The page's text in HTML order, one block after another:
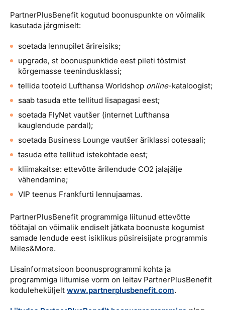
PartnerPlusBenefit kogutud boonuspunkte on võimalik
kasutada järgmiselt:
soetada lennupilet ärireisiks;
upgrade, st boonuspunktide eest pileti tõstmist
kõrgemasse teenindusklassi;
tellida tooteid Lufthansa Worldshop online-kataloogist;
saab tasuda ette tellitud lisapagasi eest;
soetada FlyNet vautšer (internet Lufthansa
kauglendude pardal);
soetada Business Lounge vautšer äriklassi ootesaali;
tasuda ette tellitud istekohtade eest;
kliimakaitse: ettevõtte ärilendude CO2 jalajälje
vähendamine;
VIP teenus Frankfurti lennujaamas.
PartnerPlusBenefit programmiga liitunud ettevõtte
töötajal on võimalik endiselt jätkata boonuste kogumist
samade lendude eest isiklikus püsireisijate programmis
Miles&More.
Lisainformatsioon boonusprogrammi kohta ja
programmiga liitumise vorm on leitav PartnerPlusBenefit
koduleheküljelt www.partnerplusbenefit.com.